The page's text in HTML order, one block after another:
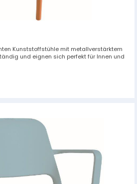
Kunststoffstühle mit metallverstärktem
und eignen sich perfekt für Innen und